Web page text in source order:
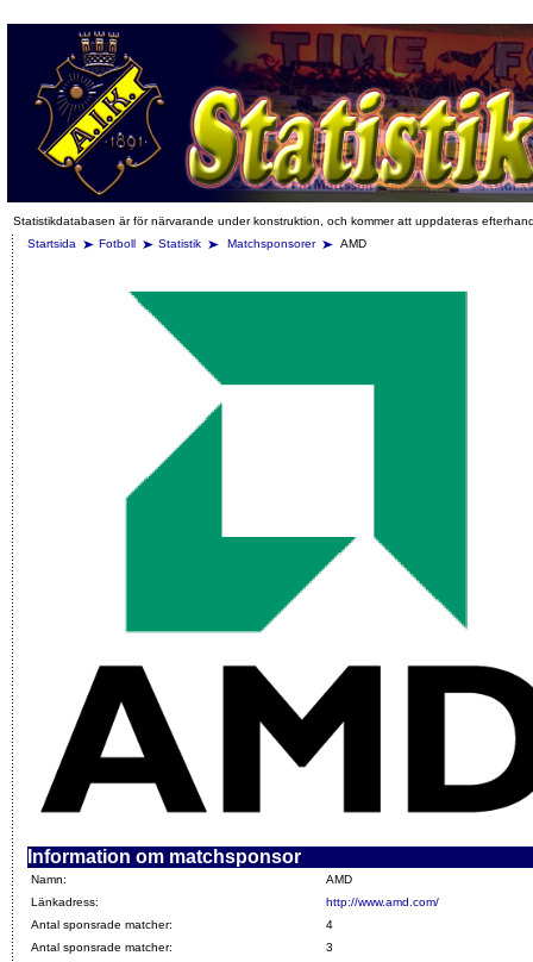
Statistikdatabasen är för närvarande under konstruktion, och kommer att uppdateras
Startsida
Fotboll Statistik Matchsponsorer AMD
Information om matchsponsor
Namn:
AMD
Länkadress:
http://www.amd.com/
Antal sponsrade matcher:
4
Antal sponsrade matcher:
3